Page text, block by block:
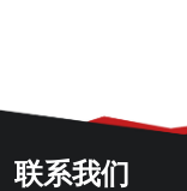
联系我们